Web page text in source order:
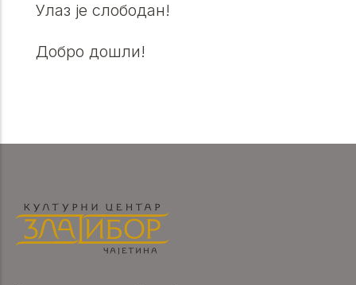
Улаз је слободан!
Добро дошли!